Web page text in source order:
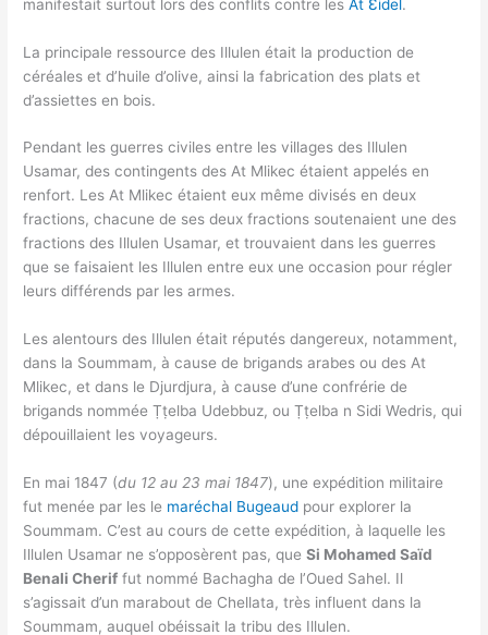
manifestait surtout lors des conflits contre les At Ɛidel.
La principale ressource des Illulen était la production de
céréales et d’huile d’olive, ainsi la fabrication des plats et
d’assiettes en bois.
Pendant les guerres civiles entre les villages des Illulen
Usamar, des contingents des At Mlikec étaient appelés en
renfort. Les At Mlikec étaient eux même divisés en deux
fractions, chacune de ses deux fractions soutenaient une des
fractions des Illulen Usamar, et trouvaient dans les guerres
que se faisaient les Illulen entre eux une occasion pour régler
leurs différends par les armes.
Les alentours des Illulen était réputés dangereux, notamment,
dans la Soummam, à cause de brigands arabes ou des At
Mlikec, et dans le Djurdjura, à cause d’une confrérie de
brigands nommée Ṭṭelba Udebbuz, ou Ṭṭelba n Sidi Wedris, qui
dépouillaient les voyageurs.
En mai 1847 (du 12 au 23 mai 1847), une expédition militaire
fut menée par les le maréchal Bugeaud pour explorer la
Soummam. C’est au cours de cette expédition, à laquelle les
Illulen Usamar ne s’opposèrent pas, queSi Mohamed Saïd
Benali Cherif fut nommé Bachagha de l’Oued Sahel. Il
s’agissait d’un marabout de Chellata, très influent dans la
Soummam, auquel obéissait la tribu des Illulen.